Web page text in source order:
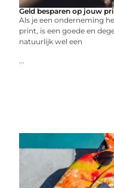
Geld besparen op jouw
Als je een onderneming
print, is een goede en
natuurlijk wel een
...